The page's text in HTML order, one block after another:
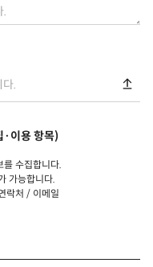
니다.
·이용 항목)
를 수집합니다.
가능합니다.
락처 / 이메일